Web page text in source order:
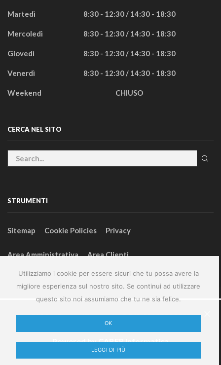
Utilizziamo i cookie per essere sicuri che tu possa avere la
migliore esperienza sul nostro sito. Se continui ad utilizzare
questo sito noi assumiamo che tu ne sia felice.
OK
LEGGI DI PIÙ
Martedì 8:30 - 12:30 / 14:30 - 18:30
Mercoledì 8:30 - 12:30 / 14:30 - 18:30
Giovedì 8:30 - 12:30 / 14:30 - 18:30
Venerdì 8:30 - 12:30 / 14:30 - 18:30
Weekend CHIUSO
CERCA NEL SITO
STRUMENTI
Sitemap Cookie Policies Privacy
Area Amministrativa Area Clienti
2024 – GeneralFarm srl – P.IVA 00127580355
Powered byCABER Informatica